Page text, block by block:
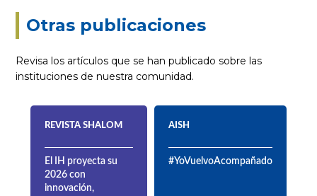
Otras publicaciones
Revisa los artículos que se han publicado sobre las
instituciones de nuestra comunidad.
REVISTA SHALOM
El IH proyecta su
2026 con
innovación,
AISH
#YoVuelvoAcompañado